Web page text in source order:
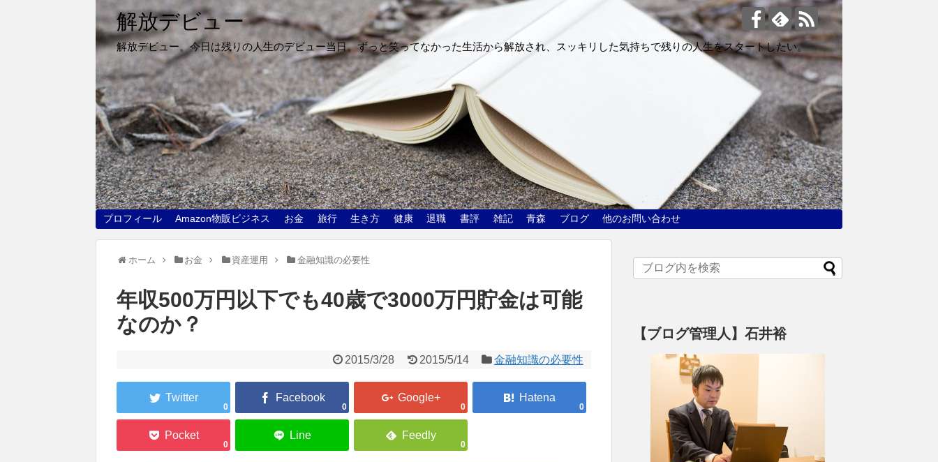
解放デビュー
解放デビュー。今日は残りの人生のデビュー当日。ずっと笑ってなかった生活から解放され、スッキリした気持ちで残りの人生をスタートしたい。
プロフィール Amazon物販ビジネス お金 旅行 生き方 健康 退職 書評 雑記 青森 ブログ 他のお問い合わせ
ホーム お金 資産運用 金融知識の必要性
年収500万円以下でも40歳で3000万円貯金は可能
なのか？
2015/3/28 2015/5/14 金融知識の必要性
0 0 0 0
0 0
【ブログ管理人】石井裕